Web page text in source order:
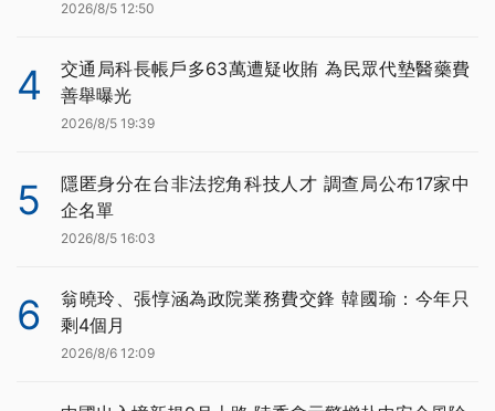
2026/8/5 12:50
4
交通局科長帳戶多63萬遭疑收賄 為民眾代墊醫藥費
善舉曝光
2026/8/5 19:39
5
隱匿身分在台非法挖角科技人才 調查局公布17家中
企名單
2026/8/5 16:03
6
翁曉玲、張惇涵為政院業務費交鋒 韓國瑜：今年只
剩4個月
2026/8/6 12:09